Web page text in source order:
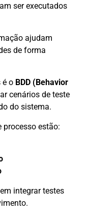
ser executados
ajudam
de forma
é o BDD (Behavior
cenários de teste
do sistema.
processo estão:
integrar testes